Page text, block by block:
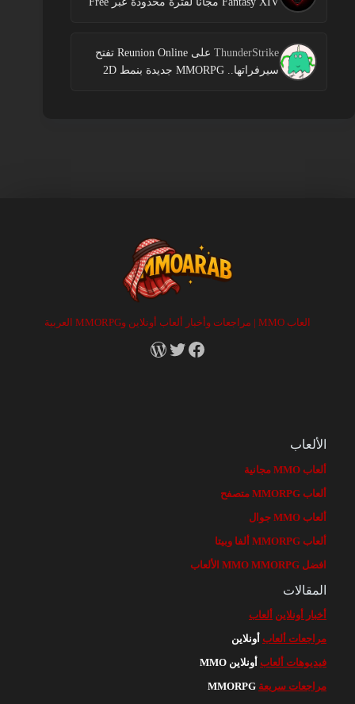
ThunderStrike على
Reunion Online تفتح
سيرفراتها.. MMORPG جديدة بنمط 2D
العاب MMO | مراجعات وأخبار ألعاب أونلاين وMMORPG العربية
Facebook
X
RSS
الألعاب
ألعاب MMO مجانية
ألعاب MMORPG متصفح
ألعاب MMO جوال
ألعاب MMORPG ألفا وبيتا
افضل MMO MMORPG الألعاب
المقالات
أخبار أونلاين ألعاب
مراجعات ألعاب أونلاين
فيديوهات ألعاب أونلاين MMO
مراجعات سريعة